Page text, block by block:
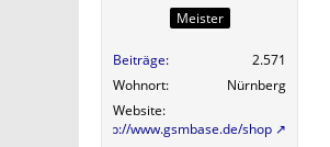
Meister
Beiträge
2.571
Wohnort
Nürnberg
Website
http://www.gsmbase.de/shop